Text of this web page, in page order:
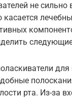
не
касается
рта. Из-за